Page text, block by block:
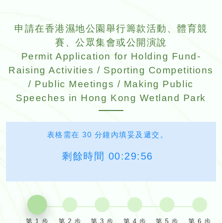
申請在香港濕地公園舉行籌款活動、體育競
賽、公眾集會或公開演說
Permit Application for Holding Fund-
Raising Activities / Sporting Competitions
/ Public Meetings / Making Public
Speeches in Hong Kong Wetland Park
表格需在 30 分鐘內填妥及遞交。
剩餘時間 00:29:56
第 1 步 第 2 步 第 3 步 第 4 步 第 5 步 第 6 步